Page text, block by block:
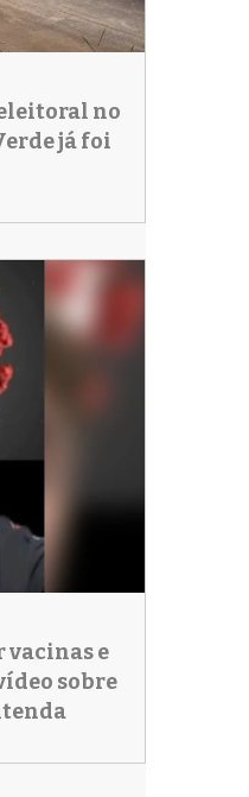
no
já foi
e
sobre